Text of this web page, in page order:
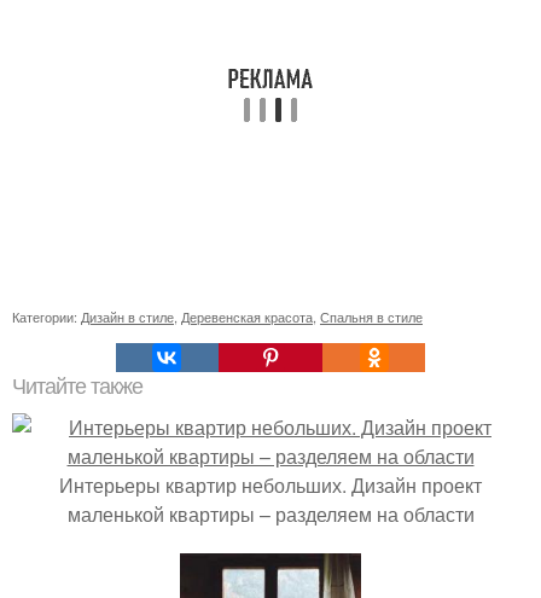
Категории: Дизайн в стиле Деревенская красота Спальня в стиле
Читайте также
Интерьеры квартир небольших. Дизайн проект
маленькой квартиры – разделяем на области